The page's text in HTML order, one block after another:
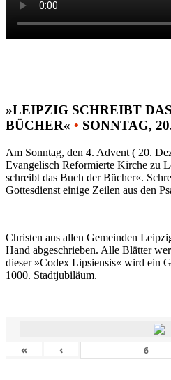
»LEIPZIG SCHREIBT
BÜCHER« • SONNTAG,
Am Sonntag, den 4. Advent ( 20.
Evangelisch Reformierte Kirche zu
schreibt das Buch der Bücher«.
Gottesdienst einige Zeilen aus den
Christen aus allen Gemeinden
Hand abgeschrieben. Alle Blätter
dieser »Codex Lipsiensis« wird ein
1000. Stadtjubiläum.
« ‹